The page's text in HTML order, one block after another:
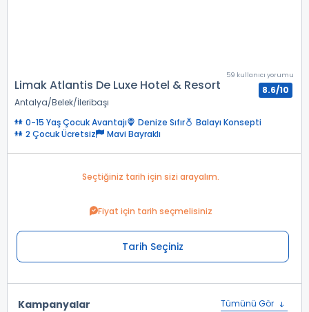
Limak Atlantis De Luxe Hotel & Resort
Antalya Belek İleribaşı
59 kullanıcı yorumu
8.6/10
0-15 Yaş Çocuk Avantajı Denize Sıfır
Balayı Konsepti
2 Çocuk Ücretsiz
Mavi Bayraklı
Seçtiğiniz tarih için sizi arayalım.
Fiyat için tarih seçmelisiniz
Tarih Seçiniz
Kampanyalar Tümünü Gör